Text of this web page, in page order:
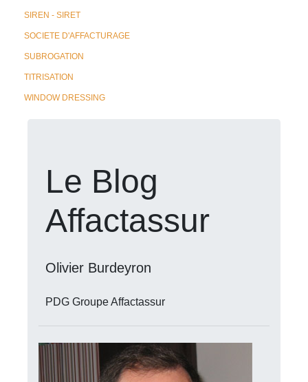
SIREN - SIRET
SOCIETE D'AFFACTURAGE
SUBROGATION
TITRISATION
WINDOW DRESSING
Le Blog
Affactassur
Olivier Burdeyron
PDG Groupe Affactassur